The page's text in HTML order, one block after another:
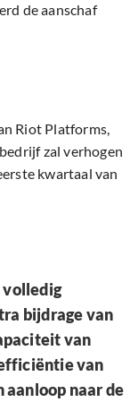
de aanschaf
Riot Platforms,
zal verhogen
kwartaal van
volledig
bijdrage van
van
van
naar de